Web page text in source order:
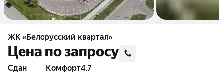
ЖК «Белорусский квартал»
Цена по запросу
Сдан
комфорт4.7